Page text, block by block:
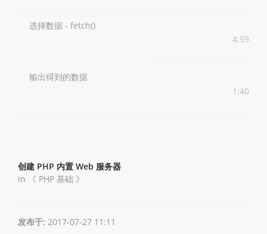
选择数据 - fetch()
4:59
输出得到的数据
1:40
创建 PHP 内置 Web 服务器
in 《 PHP 基础 》
发布于: 2017-07-27 11:11